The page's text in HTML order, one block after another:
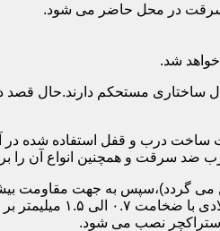
سرقت در محل حاضر می شود.
شد.
مستحکم دارند.حال قصد
درب و قفل استفاده شده در
ضد سرقت و همچنین انواع آن را
می گردد)،سپس به جهت مقاومت
خمش،۳ الی ۴ قید فولادی دقیقاً با همان سایز پروفیل های محیطی به صورت
استراکچر نصب می شود.